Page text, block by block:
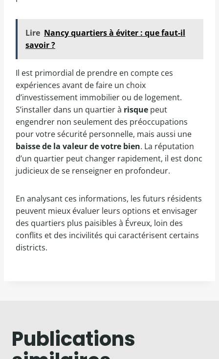
Lire Nancy quartiers à éviter : que faut-il
savoir ?
Il est primordial de prendre en compte ces
expériences avant de faire un choix
d’investissement immobilier ou de logement.
S’installer dans un quartier à risque peut
engendrer non seulement des préoccupations
pour votre sécurité personnelle, mais aussi une
baisse de la valeur de votre bien. La réputation
d’un quartier peut changer rapidement, il est donc
judicieux de se renseigner en profondeur.
En analysant ces informations, les futurs résidents
peuvent mieux évaluer leurs options et envisager
des quartiers plus paisibles à Évreux, loin des
conflits et des incivilités qui caractérisent certains
districts.
Publications